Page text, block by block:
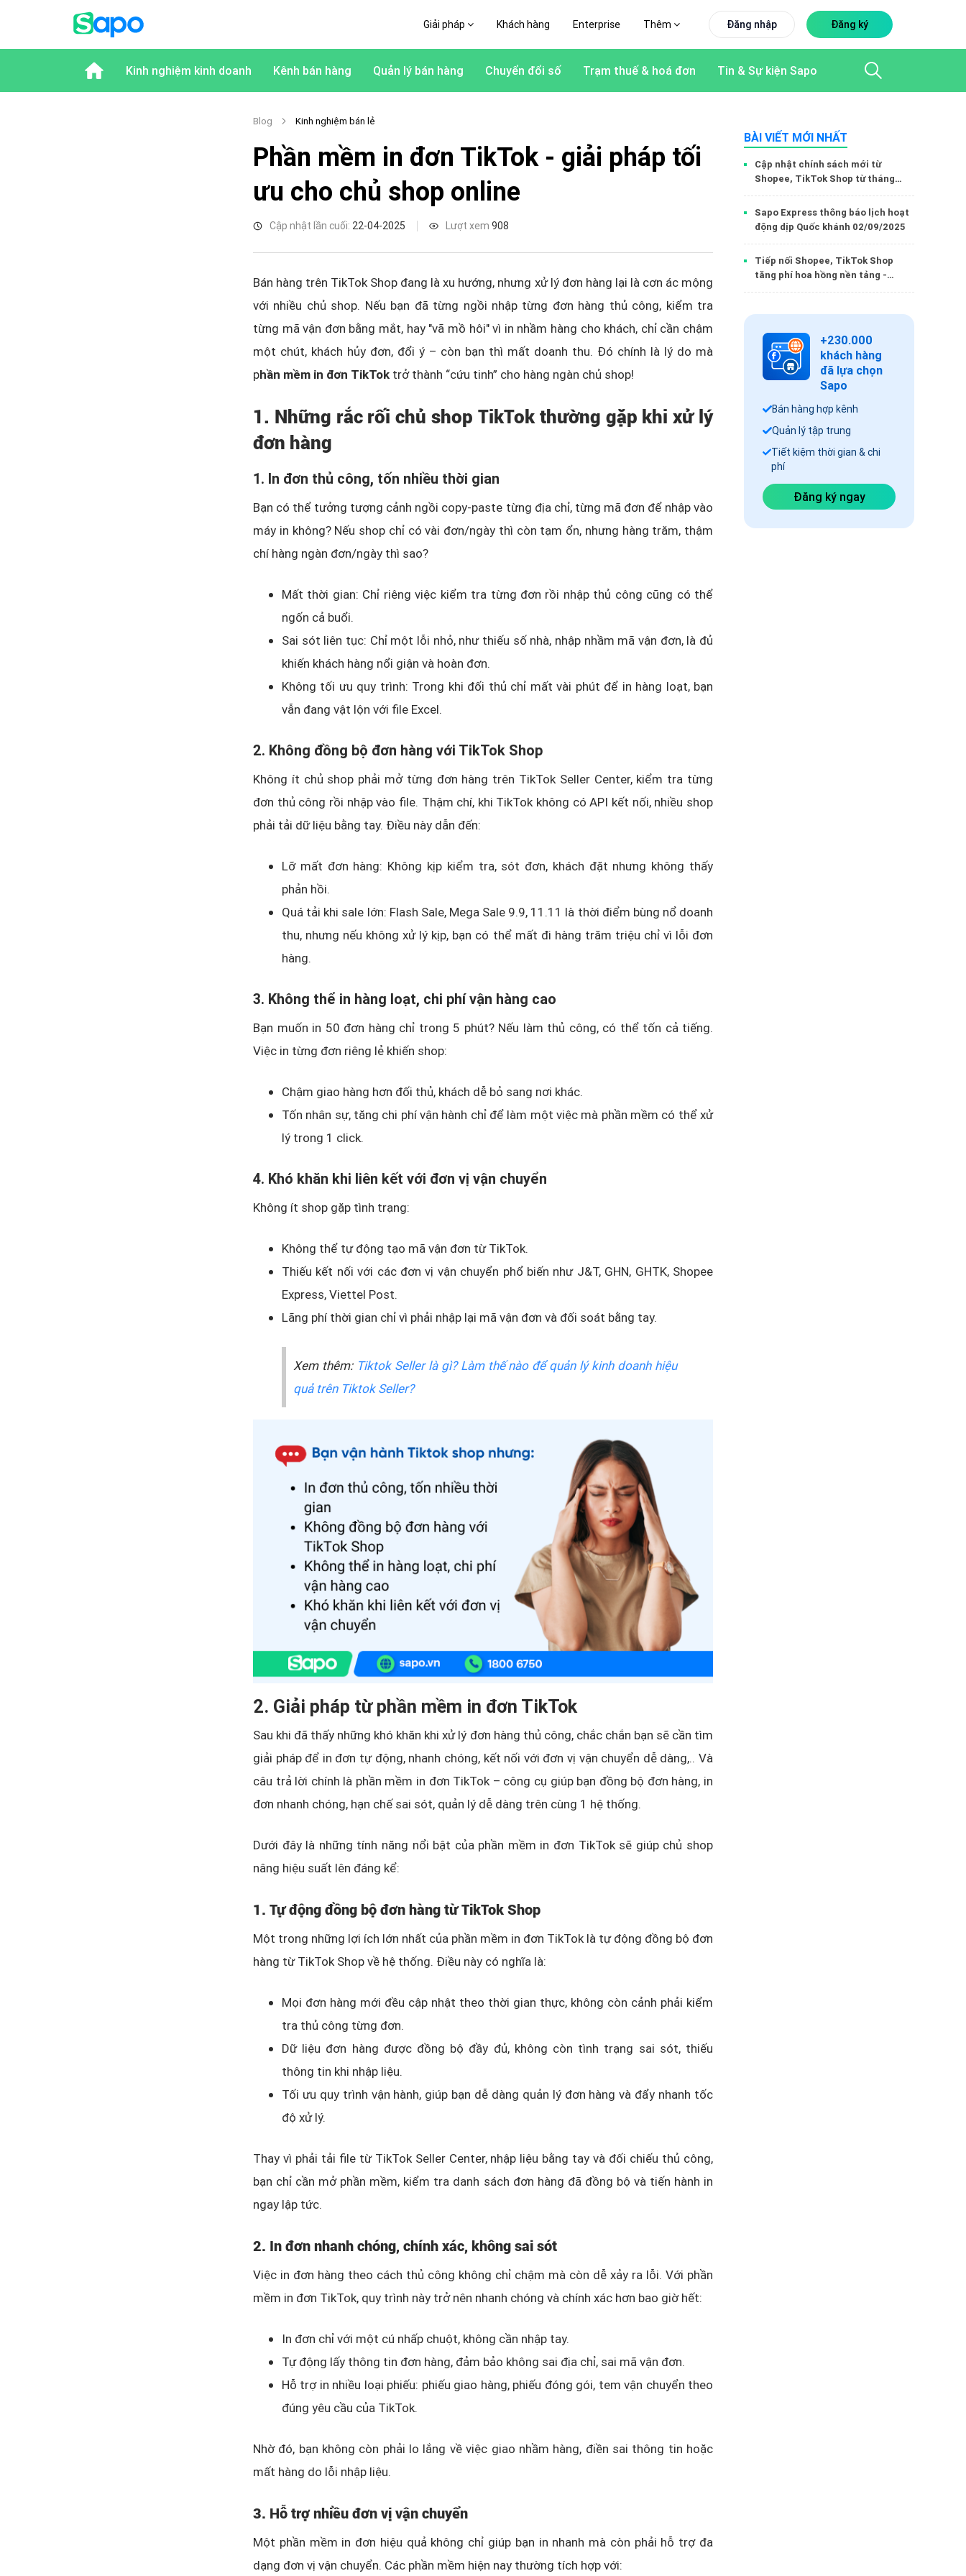
Giải pháp Khách hàng Enterprise Thêm Đăng nhập Đăng ký
Kinh nghiệm kinh doanh Kênh bán hàng Quản lý bán hàng Chuyển đổi số Trạm thuế & hoá đơn Tin & Sự kiện Sapo
BÀI VIẾT MỚI NHẤT
Cập nhật chính sách mới từ
Shopee, TikTok Shop từ tháng
9/2025
Sapo Express thông báo lịch hoạt
động dịp Quốc khánh 02/09/2025
Tiếp nối Shopee, TikTok Shop
tăng phí hoa hồng nền tảng -
Người bán làm thế nào để có lãi?
+230.000
khách hàng
đã lựa chọn
Sapo
Bán hàng hợp kênh
Quản lý tập trung
Tiết kiệm thời gian & chi
phí
Đăng ký ngay
Blog Kinh nghiệm bán lẻ
Phần mềm in đơn TikTok - giải pháp tối
ưu cho chủ shop online
Cập nhật lần cuối: 22-04-2025 Lượt xem 908
Bán hàng trên TikTok Shop đang là xu hướng, nhưng xử lý đơn hàng lại là cơn ác mộng
với nhiều chủ shop. Nếu bạn đã từng ngồi nhập từng đơn hàng thủ công, kiểm tra
từng mã vận đơn bằng mắt, hay "vã mồ hôi" vì in nhầm hàng cho khách, chỉ cần chậm
một chút, khách hủy đơn, đổi ý – còn bạn thì mất doanh thu. Đó chính là lý do mà
phần mềm in đơn TikTok trở thành “cứu tinh” cho hàng ngàn chủ shop!
1. Những rắc rối chủ shop TikTok thường gặp khi xử lý
đơn hàng
1. In đơn thủ công, tốn nhiều thời gian
Bạn có thể tưởng tượng cảnh ngồi copy-paste từng địa chỉ, từng mã đơn để nhập vào
máy in không? Nếu shop chỉ có vài đơn/ngày thì còn tạm ổn, nhưng hàng trăm, thậm
chí hàng ngàn đơn/ngày thì sao?
Mất thời gian: Chỉ riêng việc kiểm tra từng đơn rồi nhập thủ công cũng có thể
ngốn cả buổi.
Sai sót liên tục: Chỉ một lỗi nhỏ, như thiếu số nhà, nhập nhầm mã vận đơn, là đủ
khiến khách hàng nổi giận và hoàn đơn.
Không tối ưu quy trình: Trong khi đối thủ chỉ mất vài phút để in hàng loạt, bạn
vẫn đang vật lộn với file Excel.
2. Không đồng bộ đơn hàng với TikTok Shop
Không ít chủ shop phải mở từng đơn hàng trên TikTok Seller Center, kiểm tra từng
đơn thủ công rồi nhập vào file. Thậm chí, khi TikTok không có API kết nối, nhiều shop
phải tải dữ liệu bằng tay. Điều này dẫn đến:
Lỡ mất đơn hàng: Không kịp kiểm tra, sót đơn, khách đặt nhưng không thấy
phản hồi.
Quá tải khi sale lớn: Flash Sale, Mega Sale 9.9, 11.11 là thời điểm bùng nổ doanh
thu, nhưng nếu không xử lý kịp, bạn có thể mất đi hàng trăm triệu chỉ vì lỗi đơn
hàng.
3. Không thể in hàng loạt, chi phí vận hàng cao
Bạn muốn in 50 đơn hàng chỉ trong 5 phút? Nếu làm thủ công, có thể tốn cả tiếng.
Việc in từng đơn riêng lẻ khiến shop:
Chậm giao hàng hơn đối thủ, khách dễ bỏ sang nơi khác.
Tốn nhân sự, tăng chi phí vận hành chỉ để làm một việc mà phần mềm có thể xử
lý trong 1 click.
4. Khó khăn khi liên kết với đơn vị vận chuyển
Không ít shop gặp tình trạng:
Không thể tự động tạo mã vận đơn từ TikTok.
Thiếu kết nối với các đơn vị vận chuyển phổ biến như J&T, GHN, GHTK, Shopee
Express, Viettel Post.
Lãng phí thời gian chỉ vì phải nhập lại mã vận đơn và đối soát bằng tay.
Xem thêm: Tiktok Seller là gì? Làm thế nào để quản lý kinh doanh hiệu
quả trên Tiktok Seller?
2. Giải pháp từ phần mềm in đơn TikTok
Sau khi đã thấy những khó khăn khi xử lý đơn hàng thủ công, chắc chắn bạn sẽ cần tìm
giải pháp để in đơn tự động, nhanh chóng, kết nối với đơn vị vận chuyển dễ dàng,.. Và
câu trả lời chính là phần mềm in đơn TikTok – công cụ giúp bạn đồng bộ đơn hàng, in
đơn nhanh chóng, hạn chế sai sót, quản lý dễ dàng trên cùng 1 hệ thống.
Dưới đây là những tính năng nổi bật của phần mềm in đơn TikTok sẽ giúp chủ shop
nâng hiệu suất lên đáng kể:
1. Tự động đồng bộ đơn hàng từ TikTok Shop
Một trong những lợi ích lớn nhất của phần mềm in đơn TikTok là tự động đồng bộ đơn
hàng từ TikTok Shop về hệ thống. Điều này có nghĩa là:
Mọi đơn hàng mới đều cập nhật theo thời gian thực, không còn cảnh phải kiểm
tra thủ công từng đơn.
Dữ liệu đơn hàng được đồng bộ đầy đủ, không còn tình trạng sai sót, thiếu
thông tin khi nhập liệu.
Tối ưu quy trình vận hành, giúp bạn dễ dàng quản lý đơn hàng và đẩy nhanh tốc
độ xử lý.
Thay vì phải tải file từ TikTok Seller Center, nhập liệu bằng tay và đối chiếu thủ công,
bạn chỉ cần mở phần mềm, kiểm tra danh sách đơn hàng đã đồng bộ và tiến hành in
ngay lập tức.
2. In đơn nhanh chóng, chính xác, không sai sót
Việc in đơn hàng theo cách thủ công không chỉ chậm mà còn dễ xảy ra lỗi. Với phần
mềm in đơn TikTok, quy trình này trở nên nhanh chóng và chính xác hơn bao giờ hết:
In đơn chỉ với một cú nhấp chuột, không cần nhập tay.
Tự động lấy thông tin đơn hàng, đảm bảo không sai địa chỉ, sai mã vận đơn.
Hỗ trợ in nhiều loại phiếu: phiếu giao hàng, phiếu đóng gói, tem vận chuyển theo
đúng yêu cầu của TikTok.
Nhờ đó, bạn không còn phải lo lắng về việc giao nhầm hàng, điền sai thông tin hoặc
mất hàng do lỗi nhập liệu.
3. Hỗ trợ nhiều đơn vị vận chuyển
Một phần mềm in đơn hiệu quả không chỉ giúp bạn in nhanh mà còn phải hỗ trợ đa
dạng đơn vị vận chuyển. Các phần mềm hiện nay thường tích hợp với: